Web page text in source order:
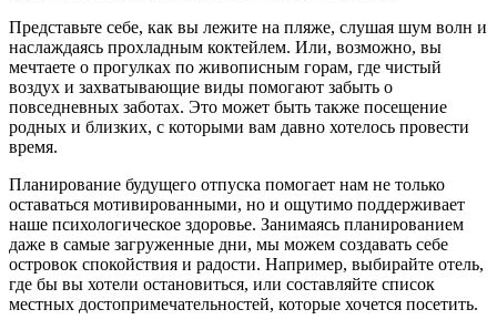
Представьте себе, как вы лежите на пляже, слушая шум волн и
наслаждаясь прохладным коктейлем. Или, возможно, вы
мечтаете о прогулках по живописным горам, где чистый
воздух и захватывающие виды помогают забыть о
повседневных заботах. Это может быть также посещение
родных и близких, с которыми вам давно хотелось провести
время.
Планирование будущего отпуска помогает нам не только
оставаться мотивированными, но и ощутимо поддерживает
наше психологическое здоровье. Занимаясь планированием
даже в самые загруженные дни, мы можем создавать себе
островок спокойствия и радости. Например, выбирайте отель,
где бы вы хотели остановиться, или составляйте список
местных достопримечательностей, которые хочется посетить.